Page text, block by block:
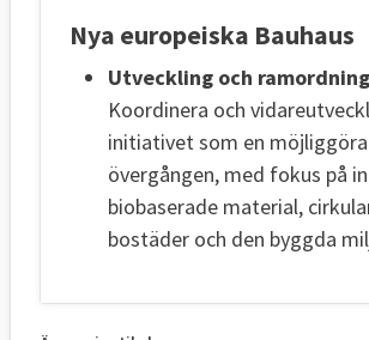
Nya europeiska Bauhaus
Utveckling och
Koordinera och
initiativet som en
övergången, med fokus på
biobaserade material,
bostäder och den byggda